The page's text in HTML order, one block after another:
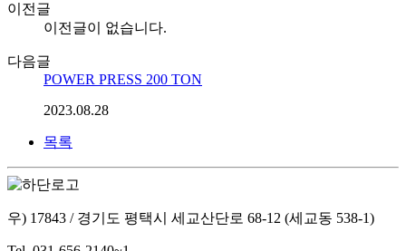
이전글
이전글이 없습니다.
다음글
POWER PRESS 200 TON
2023.08.28
목록
우) 17843 / 경기도 평택시 세교산단로 68-12 (세교동 538-1)